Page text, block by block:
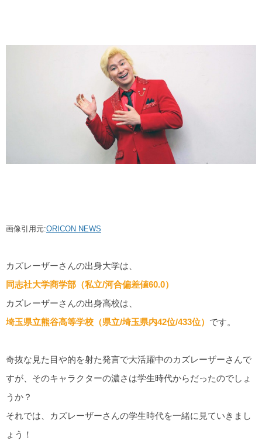
画像引用元:ORICON NEWS
カズレーザーさんの出身大学は、
同志社大学商学部（私立/河合偏差値60.0）
カズレーザーさんの出身高校は、
埼玉県立熊谷高等学校（県立/埼玉県内42位/433位） です。
奇抜な見た目や的を射た発言で大活躍中のカズレーザーさんで
すが、そのキャラクターの濃さは学生時代からだったのでしょ
うか？
それでは、カズレーザーさんの学生時代を一緒に見ていきまし
ょう！